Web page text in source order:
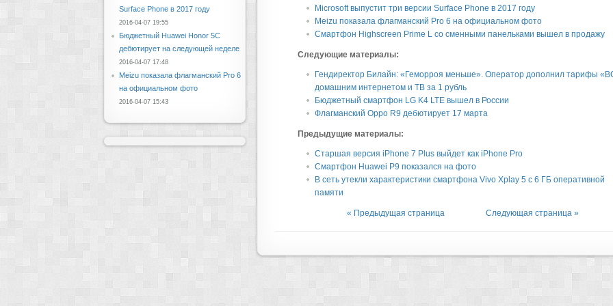
Microsoft выпустит три версии Surface Phone в 2017 году
Meizu показала флагманский Pro 6 на официальном фото
Смартфон Highscreen Prime L со сменными панельками вышел в продажу
Следующие материалы:
Гендиректор Билайн: «Геморроя меньше». Оператор дополнил тарифы
домашним интернетом и ТВ за 1 рубль
Бюджетный смартфон LG K4 LTE вышел в России
Флагманский Oppo R9 дебютирует 17 марта
Предыдущие материалы:
Старшая версия iPhone 7 Plus выйдет как iPhone Pro
Смартфон Huawei P9 показался на фото
В сеть утекли характеристики смартфона Vivo Xplay 5 с 6 ГБ оперативной
памяти
« Предыдущая страница Следующая страница »
Surface Phone в 2017 году
2016-04-07 19:55
Бюджетный Huawei Honor 5C
дебютирует на следующей неделе
2016-04-07 17:48
Meizu показала флагманский Pro 6
на официальном фото
2016-04-07 15:43